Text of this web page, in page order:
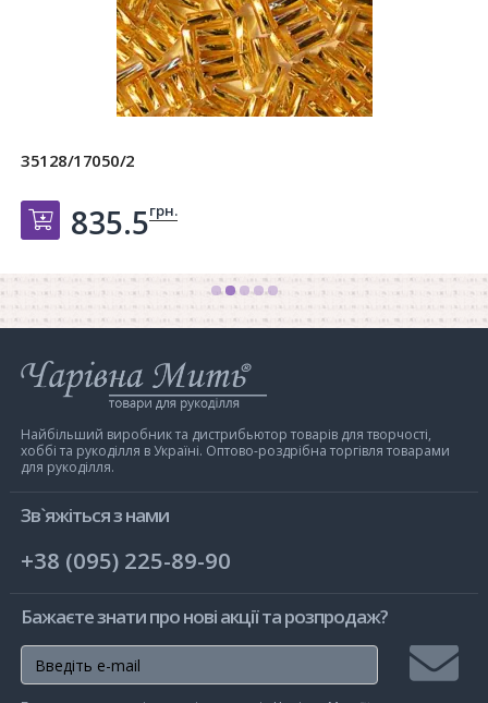
35128/17050/2
Добавить в корзину
835.5грн.
Інтернет-
магазин
Мить
Найбільший виробник та дистрибьютор товарів для творчості,
хоббі та рукоділля в Україні. Оптово-роздрібна торгівля товарами
для рукоділля.
Зв`яжіться з нами
+38 (095) 225-89-90
Бажаєте знати про нові акції та розпродаж?